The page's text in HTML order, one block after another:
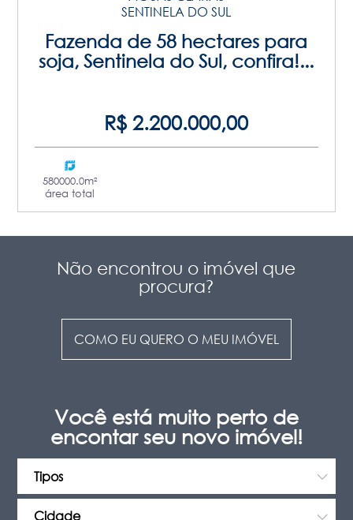
SENTINELA DO SUL
Fazenda de 58 hectares para
soja, Sentinela do Sul, confira!...
R$ 2.200.000,00
580000.0m²
área total
Não encontrou o imóvel que
procura?
COMO EU QUERO O MEU IMÓVEL
Você está muito perto de
encontar seu novo imóvel!
Tipos